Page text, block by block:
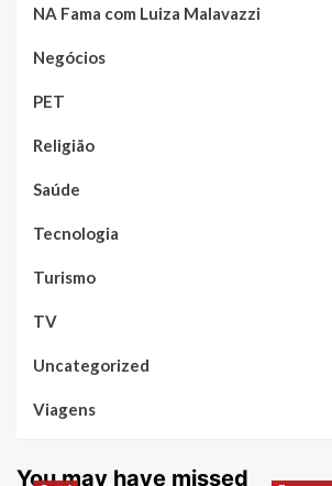
NA Fama com Luiza Malavazzi
Negócios
PET
Religião
Saúde
Tecnologia
Turismo
TV
Uncategorized
Viagens
You may have missed